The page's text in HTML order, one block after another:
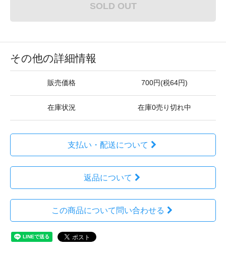
SOLD OUT
その他の詳細情報
販売価格 700円(税64円)
在庫状況 在庫0売り切れ中
支払い・配送について
返品について
この商品について問い合わせる